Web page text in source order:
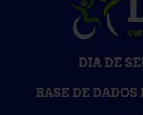
DIA DE
BASE DE